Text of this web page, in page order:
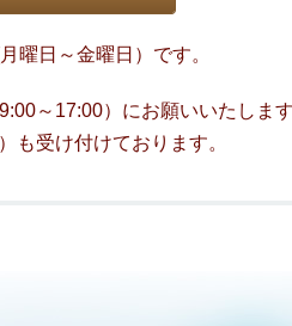
曜日～金曜日）です。
～17:00）にお願いいたします
受け付けております。